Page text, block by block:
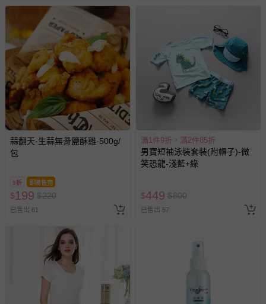
蒜翻天-生蒜無骨鹽酥雞-500g/
包
9折 即將售完
$199 $220
已售出 61
滿1件9折，滿2件85折
男寶短袖泳裝套裝(附帽子)-微
笑恐龍-淺藍+綠
$449 $800
已售出 57